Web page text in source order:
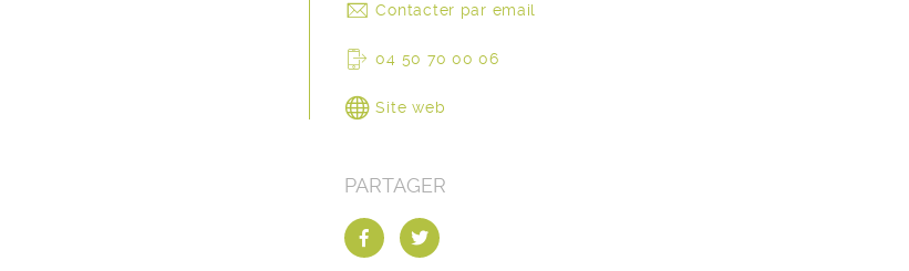
Contacter par email
04 50 70 00 06
Site web
PARTAGER